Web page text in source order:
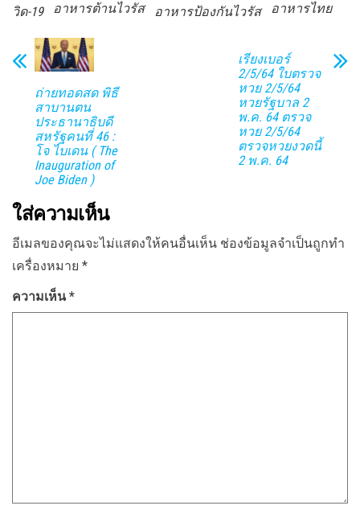
วิด-19
อาหารต้านไวรัส อาหารป้องกันไวรัส อาหารไทย
ถ่ายทอดสด พิธี
สาบานตน
ประธานาธิบดี
สหรัฐคนที่ 46 :
โจ ไบเดน ( The
Inauguration of
Joe Biden )
เรียงเบอร์
2/5/64 ใบตรวจ
หวย 2/5/64
หวยรัฐบาล 2
พ.ค. 64 ตรวจ
หวย 2/5/64
ตรวจหวยงวดนี้
2 พ.ค. 64
ใส่ความเห็น
อีเมลของคุณจะไม่แสดงให้คนอื่นเห็น ช่องข้อมูลจำเป็นถูกทำ
เครื่องหมาย *
ความเห็น*